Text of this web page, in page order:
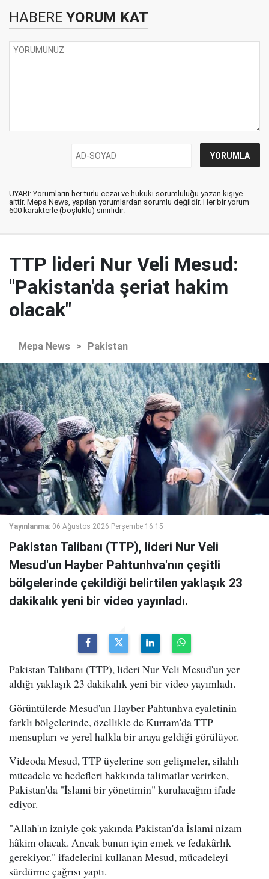
HABERE YORUM KAT
UYARI: Yorumların her türlü cezai ve hukuki sorumluluğu yazan kişiye
aittir. Mepa News, yapılan yorumlardan sorumlu değildir. Her bir yorum
600 karakterle (boşluklu) sınırlıdır.
TTP lideri Nur Veli Mesud:
"Pakistan'da şeriat hakim
olacak"
Mepa News > Pakistan
Yayınlanma: 06 Ağustos 2026 Perşembe 16:15
Pakistan Talibanı (TTP), lideri Nur Veli
Mesud'un Hayber Pahtunhva'nın çeşitli
bölgelerinde çekildiği belirtilen yaklaşık 23
dakikalık yeni bir video yayınladı.
Pakistan Talibanı (TTP), lideri Nur Veli Mesud'un yer
aldığı yaklaşık 23 dakikalık yeni bir video yayımladı.
Görüntülerde Mesud'un Hayber Pahtunhva eyaletinin
farklı bölgelerinde, özellikle de Kurram'da TTP
mensupları ve yerel halkla bir araya geldiği görülüyor.
Videoda Mesud, TTP üyelerine son gelişmeler, silahlı
mücadele ve hedefleri hakkında talimatlar verirken,
Pakistan'da "İslami bir yönetimin" kurulacağını ifade
ediyor.
"Allah'ın izniyle çok yakında Pakistan'da İslami nizam
hâkim olacak. Ancak bunun için emek ve fedakârlık
gerekiyor." ifadelerini kullanan Mesud, mücadeleyi
sürdürme çağrısı yaptı.